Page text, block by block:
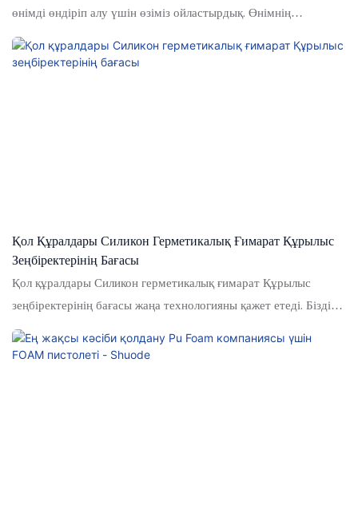
өнімді өндіріп алу үшін өзіміз ойластырдық. Өнімнің
ерекшеліктері мен жаңартуларымен, полиуретанды
зеңбіректерінің арзан бағасы Polyurehe Gun Fooam Fooam
Қол Құралдары Силикон Герметикалық Ғимарат Құрылыс
Зеңбіректерінің Бағасы
Қол құралдары Силикон герметикалық ғимарат Құрылыс
зеңбіректерінің бағасы жаңа технологияны қажет етеді. Біздің
техниктеріміз технологияларды сәтті оңтайландырды және
оларды өндірістік процеске қолданды, шығындар мен уақытты